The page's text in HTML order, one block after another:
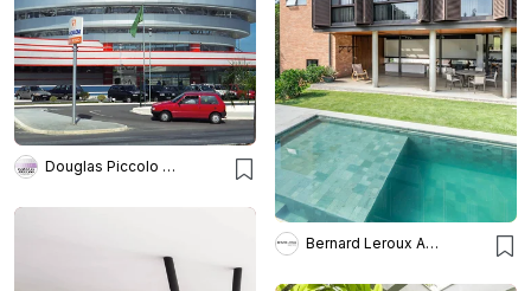
Bernard Leroux Arquitetos
Douglas Piccolo Arquitetura e Planejamento Visual